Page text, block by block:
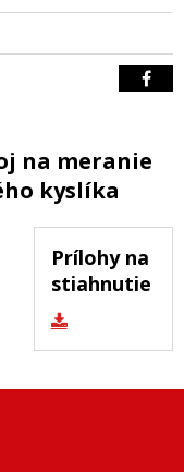
na meranie
kyslíka
Prílohy na
stiahnutie